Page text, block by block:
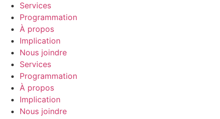
Services
Programmation
À propos
Implication
Nous joindre
Services
Programmation
À propos
Implication
Nous joindre